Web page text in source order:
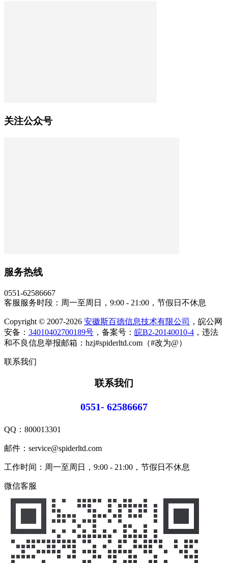
关注公众号
服务热线
0551-62586667
客服服务时段：周一至周日，9:00 - 21:00，节假日不休息
Copyright © 2007-2026 安徽斯百德信息技术有限公司
，皖公网
安备： 34010402700189号 ，备案号： 皖B2-20140010-4 ，违法
和不良信息举报邮箱：hzj#spiderltd.com（#改为@）
联系我们
联系我们
0551- 62586667
QQ： 800013301
邮件：service@spiderltd.com
工作时间：周一至周日，9:00 - 21:00，节假日不休息
微信客服